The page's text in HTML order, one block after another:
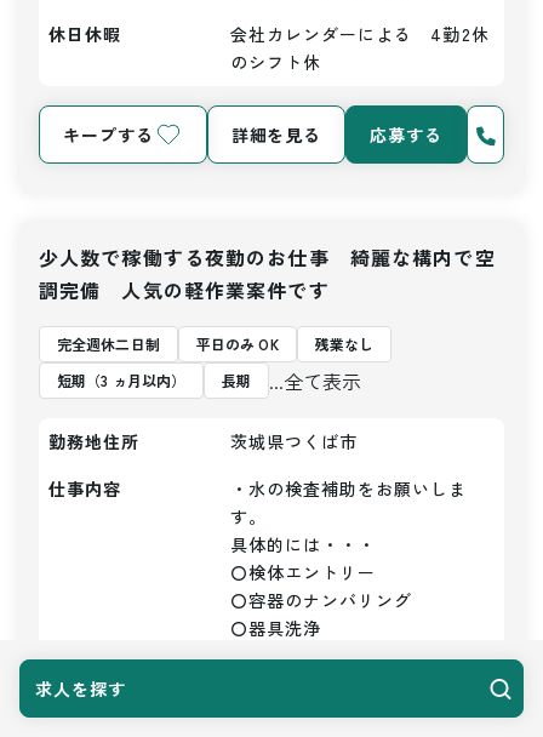
求人を探す
休日休暇
会社カレンダーによる　4勤2休
のシフト休
キープする 詳細を見る 応募する
少人数で稼働する夜勤のお仕事 綺麗な構内で空
調完備 人気の軽作業案件です
完全週休二日制 平日のみ OK
残業なし
短期（3 ヵ月以内）
長期 ...全て表示
勤務地住所
茨城県つくば市
仕事内容
・水の検査補助をお願いしま
す。
具体的には・・・
〇検体エントリー
〇容器のナンバリング
〇器具洗浄
〇かたずけ